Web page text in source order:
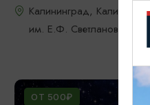
Калининград,
им. Е.Ф. Светланова
ОТ 500₽